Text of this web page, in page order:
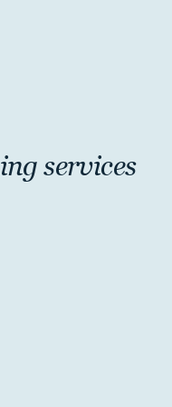
services